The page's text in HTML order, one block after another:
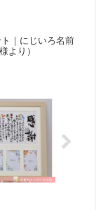
｜にじいろ名前
より ）